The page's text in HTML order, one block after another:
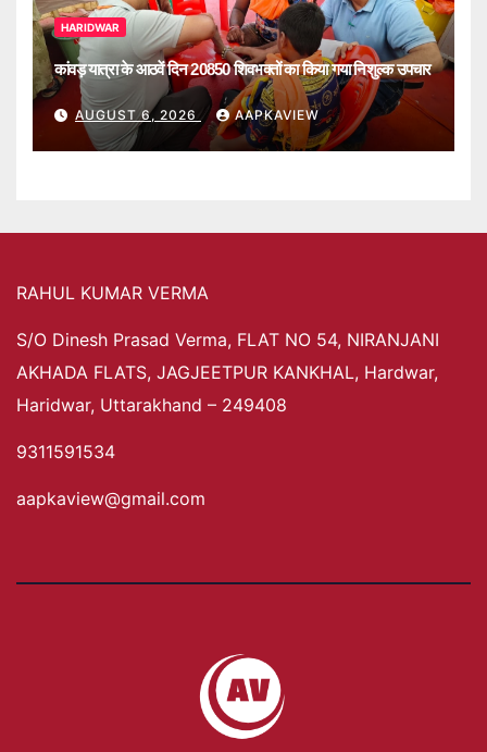
HARIDWAR
कांवड़ यात्रा के आठवें दिन 20850 शिवभक्तों का किया गया निशुल्क उपचार
AUGUST 6, 2026 AAPKAVIEW
RAHUL KUMAR VERMA
S/O Dinesh Prasad Verma, FLAT NO 54, NIRANJANI
AKHADA FLATS, JAGJEETPUR KANKHAL, Hardwar,
Haridwar, Uttarakhand – 249408
9311591534
aapkaview@gmail.com